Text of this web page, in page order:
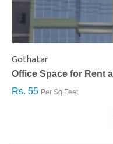
Gothatar
Office Space for Rent
Rs. 55 Per Sq.Feet